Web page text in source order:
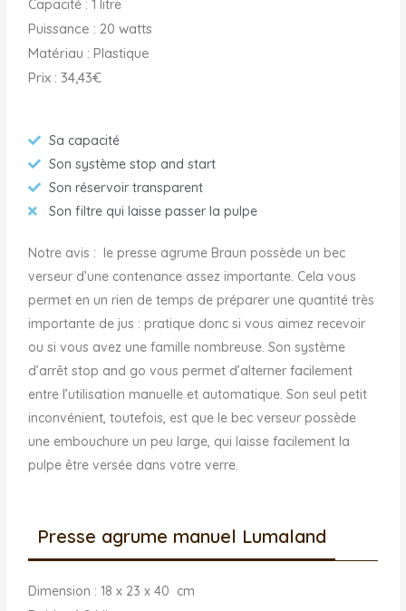
Capacité : 1 litre
Puissance : 20 watts
Matériau : Plastique
Prix : 34,43€
Sa capacité
Son système stop and start
Son réservoir transparent
Son filtre qui laisse passer la pulpe
Notre avis : le presse agrume Braun possède un bec
verseur d’une contenance assez importante. Cela vous
permet en un rien de temps de préparer une quantité très
importante de jus : pratique donc si vous aimez recevoir
ou si vous avez une famille nombreuse. Son système
d’arrêt stop and go vous permet d’alterner facilement
entre l’utilisation manuelle et automatique. Son seul petit
inconvénient, toutefois, est que le bec verseur possède
une embouchure un peu large, qui laisse facilement la
pulpe être versée dans votre verre.
Presse agrume manuel Lumaland
Dimension : 18 x 23 x 40 cm